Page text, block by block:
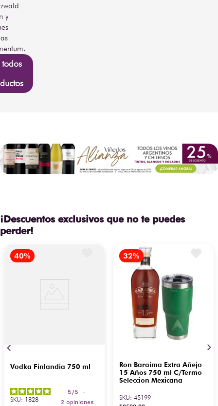
y
todos
¡Descuentos exclusivos que no te puedes
perder!
Vodka Finlandia 750 ml
5 /5
-
2 opiniones
SKU: 1828
Ron Baraima Extra Añejo
15 Años 750 ml C/Termo
Seleccion Mexicana
SKU: 45199